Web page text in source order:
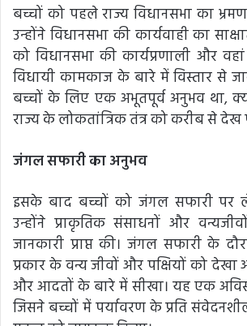
बच्चों को पहले राज्य विधानसभा का
उन्होंने विधानसभा की कार्यवाही का
को विधानसभा की कार्यप्रणाली और
विधायी कामकाज के बारे में विस्तार से
बच्चों के लिए एक अभूतपूर्व अनुभव था,
राज्य के लोकतांत्रिक तंत्र को करीब से देख
जंगल सफारी का अनुभव
इसके बाद बच्चों को जंगल सफारी पर
उन्होंने प्राकृतिक संसाधनों और
जानकारी प्राप्त की। जंगल सफारी के
प्रकार के वन्य जीवों और पक्षियों को
और आदतों के बारे में सीखा। यह एक
जिसने बच्चों में पर्यावरण के प्रति